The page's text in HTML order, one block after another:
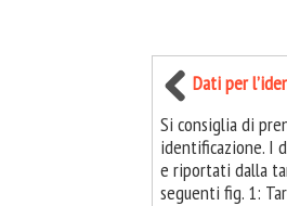
Dati per
Si consiglia di
identificazione. I
e riportati dalla
seguenti fig. 1: